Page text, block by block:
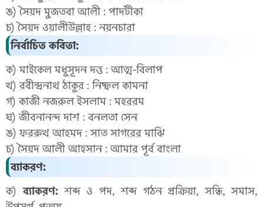
ঙ) সৈয়দ মুজতবা আলী : পাদটীকা
চ) সৈয়দ ওয়ালীউল্লাহ : নয়নচারা
নির্বাচিত কবিতা:
ক) মাইকেল মধুসূদন দত্ত : আত্ম-বিলাপ
খ) রবীন্দ্রনাথ ঠাকুর : নিষ্ফল কামনা
গ) কাজী নজরুল ইসলাম : মহররম
ঘ) জীবনানন্দ দাশ : বনলতা সেন
ঙ) ফররুখ আহমদ : সাত সাগরের মাঝি
চ) সৈয়দ আলী আহসান : আমার পূর্ব বাংলা
ব্যাকরণ:
ক)ব্যাকরণ:শব্দ ও পদ, শব্দ গঠন প্রক্রিয়া, সন্ধি, সমাস,